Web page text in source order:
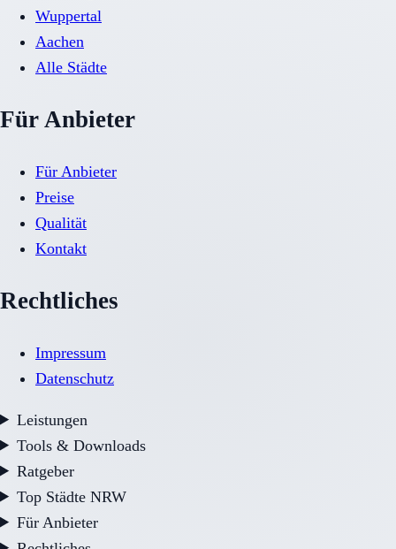
Wuppertal
Aachen
Alle Städte
Für Anbieter
Für Anbieter
Preise
Qualität
Kontakt
Rechtliches
Impressum
Datenschutz
Leistungen
Tools & Downloads
Ratgeber
Top Städte NRW
Für Anbieter